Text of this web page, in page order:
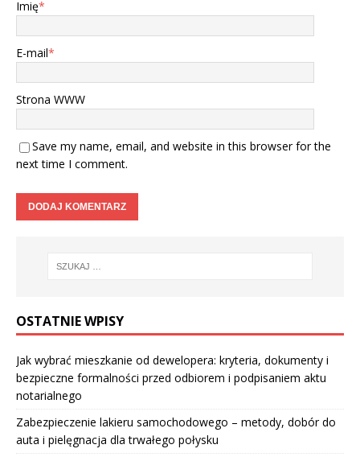
Imię*
E-mail*
Strona WWW
Save my name, email, and website in this browser for the
next time I comment.
OSTATNIE WPISY
Jak wybrać mieszkanie od dewelopera: kryteria, dokumenty i
bezpieczne formalności przed odbiorem i podpisaniem aktu
notarialnego
Zabezpieczenie lakieru samochodowego – metody, dobór do
auta i pielęgnacja dla trwałego połysku